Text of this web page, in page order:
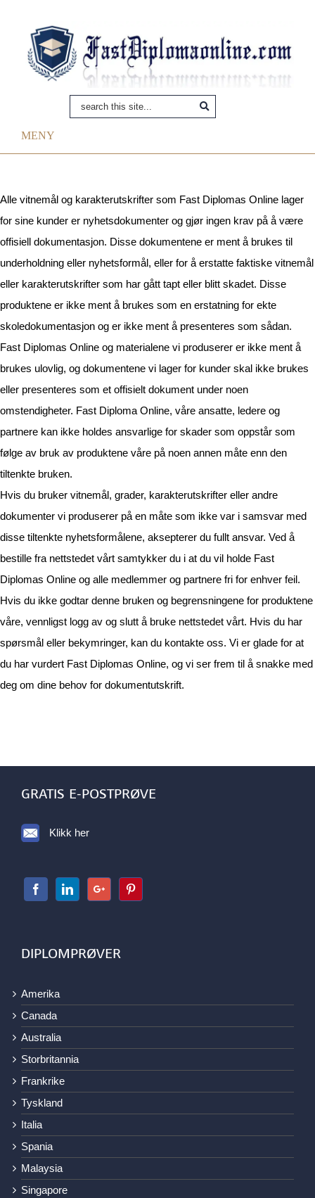
MENY
Alle vitnemål og karakterutskrifter som Fast Diplomas Online lager
for sine kunder er nyhetsdokumenter og gjør ingen krav på å være
offisiell dokumentasjon. Disse dokumentene er ment å brukes til
underholdning eller nyhetsformål, eller for å erstatte faktiske vitnemål
eller karakterutskrifter som har gått tapt eller blitt skadet. Disse
produktene er ikke ment å brukes som en erstatning for ekte
skoledokumentasjon og er ikke ment å presenteres som sådan.
Fast Diplomas Online og materialene vi produserer er ikke ment å
brukes ulovlig, og dokumentene vi lager for kunder skal ikke brukes
eller presenteres som et offisielt dokument under noen
omstendigheter. Fast Diploma Online, våre ansatte, ledere og
partnere kan ikke holdes ansvarlige for skader som oppstår som
følge av bruk av produktene våre på noen annen måte enn den
tiltenkte bruken.
Hvis du bruker vitnemål, grader, karakterutskrifter eller andre
dokumenter vi produserer på en måte som ikke var i samsvar med
disse tiltenkte nyhetsformålene, aksepterer du fullt ansvar. Ved å
bestille fra nettstedet vårt samtykker du i at du vil holde Fast
Diplomas Online og alle medlemmer og partnere fri for enhver feil.
Hvis du ikke godtar denne bruken og begrensningene for produktene
våre, vennligst logg av og slutt å bruke nettstedet vårt. Hvis du har
spørsmål eller bekymringer, kan du kontakte oss. Vi er glade for at
du har vurdert Fast Diplomas Online, og vi ser frem til å snakke med
deg om dine behov for dokumentutskrift.
GRATIS E-POSTPRØVE
Klikk her
DIPLOMPRØVER
Amerika
Canada
Australia
Storbritannia
Frankrike
Tyskland
Italia
Spania
Malaysia
Singapore